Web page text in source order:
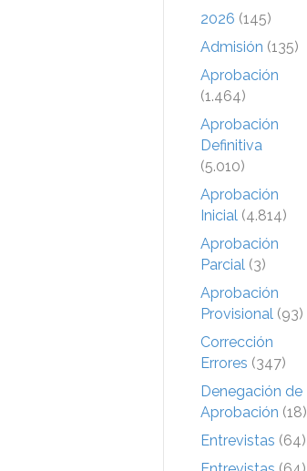
2026 (145)
Admisión (135)
Aprobación
(1.464)
Aprobación
Definitiva
(5.010)
Aprobación
Inicial (4.814)
Aprobación
Parcial (3)
Aprobación
Provisional (93)
Corrección
Errores (347)
Denegación de
Aprobación (18)
Entrevistas (64)